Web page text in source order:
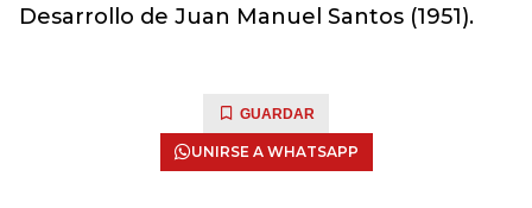
Desarrollo de Juan Manuel Santos (1951).
GUARDAR
UNIRSE A WHATSAPP